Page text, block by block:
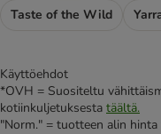
Taste of the Wild
Käyttöehdot
*OVH = Suositeltu
kotiinkuljetuksesta täältä.
"Norm." = tuotteen alin